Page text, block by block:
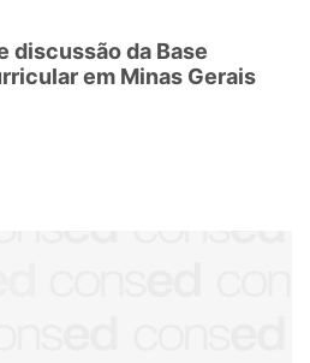
discussão da Base
em Minas Gerais